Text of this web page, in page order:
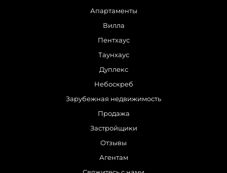
Апартаменты
Вилла
Пентхаус
Таунхаус
Дуплекс
Небоскреб
Зарубежная недвижимость
Продажа
Застройщики
Отзывы
Агентам